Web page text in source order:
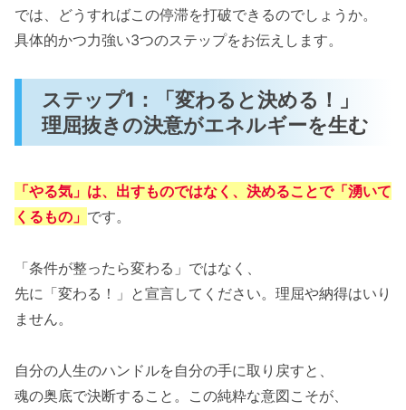
では、どうすればこの停滞を打破できるのでしょうか。
具体的かつ力強い3つのステップをお伝えします。
ステップ1：「変わると決める！」
理屈抜きの決意がエネルギーを生む
「やる気」は、出すものではなく、決めることで「湧いて
くるもの」 です。
「条件が整ったら変わる」ではなく、
先に「変わる！」と宣言してください。理屈や納得はいり
ません。
自分の人生のハンドルを自分の手に取り戻すと、
魂の奥底で決断すること。この純粋な意図こそが、